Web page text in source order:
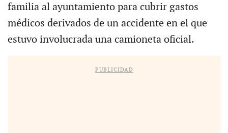
familia al ayuntamiento para cubrir gastos
médicos derivados de un accidente en el que
estuvo involucrada una camioneta oficial.
PUBLICIDAD